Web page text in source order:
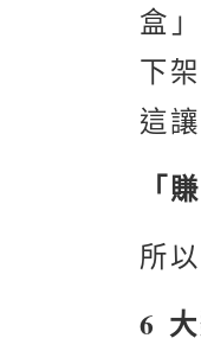
盒
下
這
「
所
6